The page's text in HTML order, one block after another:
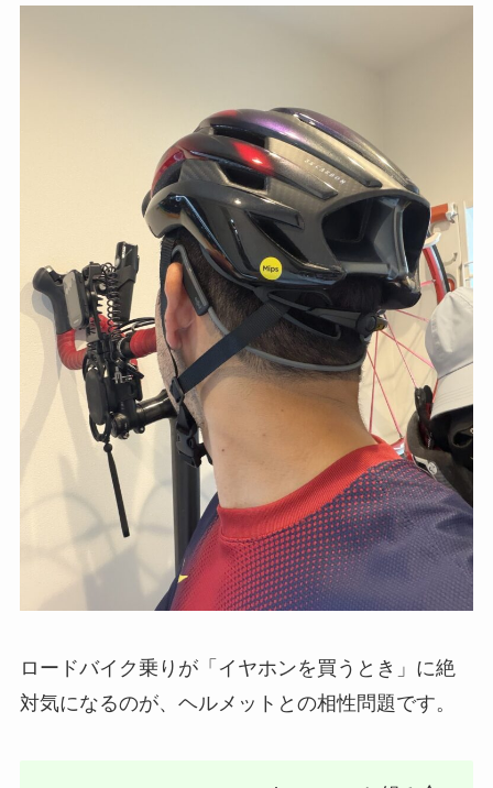
ロードバイク乗りが「イヤホンを買うとき」に絶
対気になるのが、ヘルメットとの相性問題です。